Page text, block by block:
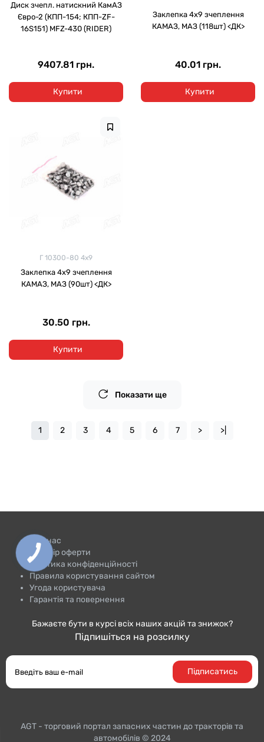
Диск зчепл. натискний КамАЗ
Євро-2 (КПП-154; КПП-ZF-
16S151) MFZ-430 (RIDER)
9407.81 грн.
Купити
Заклепка 4х9 зчеплення
КАМАЗ, МАЗ (118шт) <ДК>
40.01 грн.
Купити
Г 10300-80 4х9
Заклепка 4х9 зчеплення
КАМАЗ, МАЗ (90шт) <ДК>
30.50 грн.
Купити
Показати ще
1 2 3 4 5 6 7 > >|
Про нас
Договір оферти
Політика конфіденційності
Правила користування сайтом
Угода користувача
Гарантія та повернення
Бажаєте бути в курсі всіх наших акцій та знижок?
Підпишіться на розсилку
Підписатись
AGT - торговий портал запасних частин до тракторiв та
автомобілів © 2024